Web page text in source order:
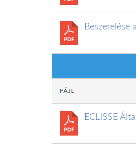
Beszerelése
FÁJL
ECLISSE